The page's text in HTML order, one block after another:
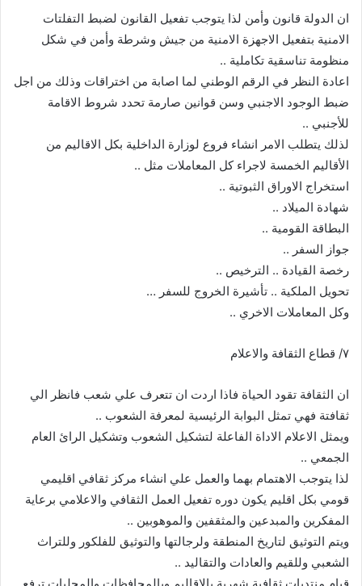
ان الدولة قانون وأمن لذا يتوجب تفعيل القانون لضبط التفلتات
الامنية بتفعيل الاجهزة الامنية من جيش وشرطة وأمن في شكل
منظومة تناسقية تكاملية ..
اعادة النظر في الرقم الوطني لما اصابة من اختراقات وذلك من اجل
ضبط الوجود الاجنبي وسن قوانين صارمة تحدد شروط الاقامة
للأجنبي ..
لذلك يتطلب الامر انشاء فروع لوزارة الداخلية بكل الاقاليم من
الأقاليم الخمسة لاجراء كل المعاملات مثل ..
استخراج الاوراق الثبوتية ..
شهادة الميلاد ..
البطاقة القومية ..
جواز السفر ..
رخصة القيادة .. الترخيص ..
تحويل الملكية .. تأشيرة الخروج للسفر …
وكل المعاملات الاخري ..
٧/ قطاع الثقافة والاعلام
ان الثقافة تقود الحياة فاذا اردت ان تتعرف علي شعب فانظر الي
ثقافتة فهي تمثل البوابة الرئيسية لمعرفة الشعوب ..
ويمثل الاعلام الاداة الفاعلة لتشكيل الشعوب وتشكيل الرائ العام
الجمعي ..
لذا يتوجب الاهتمام بهما والعمل علي انشاء مركز ثقافي اقليمي
قومي بكل اقليم يكون دوره تفعيل العمل الثقافي والاعلامي برعاية
المفكرين والمبدعين والمثقفين والموهوبين ..
ويتم التوثيق لتاريخ المنطقة ولرجالتها والتوثيق للفلكور وللتراث
الشعبي وللقيم والعادات والتقاليد ..